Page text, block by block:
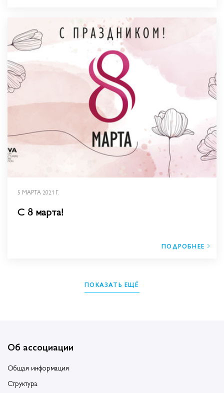
5 МАРТА 2021 Г.
С 8 марта!
ПОДРОБНЕЕ
ПОКАЗАТЬ ЕЩЁ
Об ассоциации
Общая информация
Структура